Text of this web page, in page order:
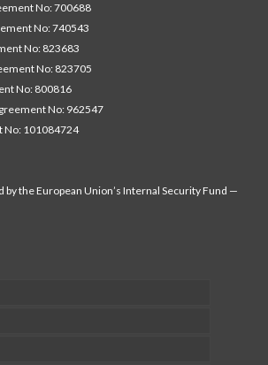
No: 700688
No: 740543
No: 823683
No: 823705
No: 800816
No: 962547
No: 101084724
by the European Union’s Internal Security Fund —